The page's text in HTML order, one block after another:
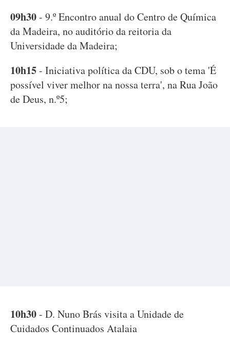
09h30- 9.º Encontro anual do Centro de Química
da Madeira, no auditório da reitoria da
Universidade da Madeira;
10h15- Iniciativa política da CDU, sob o tema 'É
possível viver melhor na nossa terra', na Rua João
de Deus, n.º5;
10h30- D. Nuno Brás visita a Unidade de
Cuidados Continuados Atalaia